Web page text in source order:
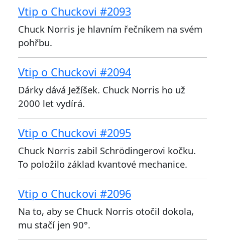
Vtip o Chuckovi #2093
Chuck Norris je hlavním řečníkem na svém
pohřbu.
Vtip o Chuckovi #2094
Dárky dává Ježíšek. Chuck Norris ho už
2000 let vydírá.
Vtip o Chuckovi #2095
Chuck Norris zabil Schrödingerovi kočku.
To položilo základ kvantové mechanice.
Vtip o Chuckovi #2096
Na to, aby se Chuck Norris otočil dokola,
mu stačí jen 90°.